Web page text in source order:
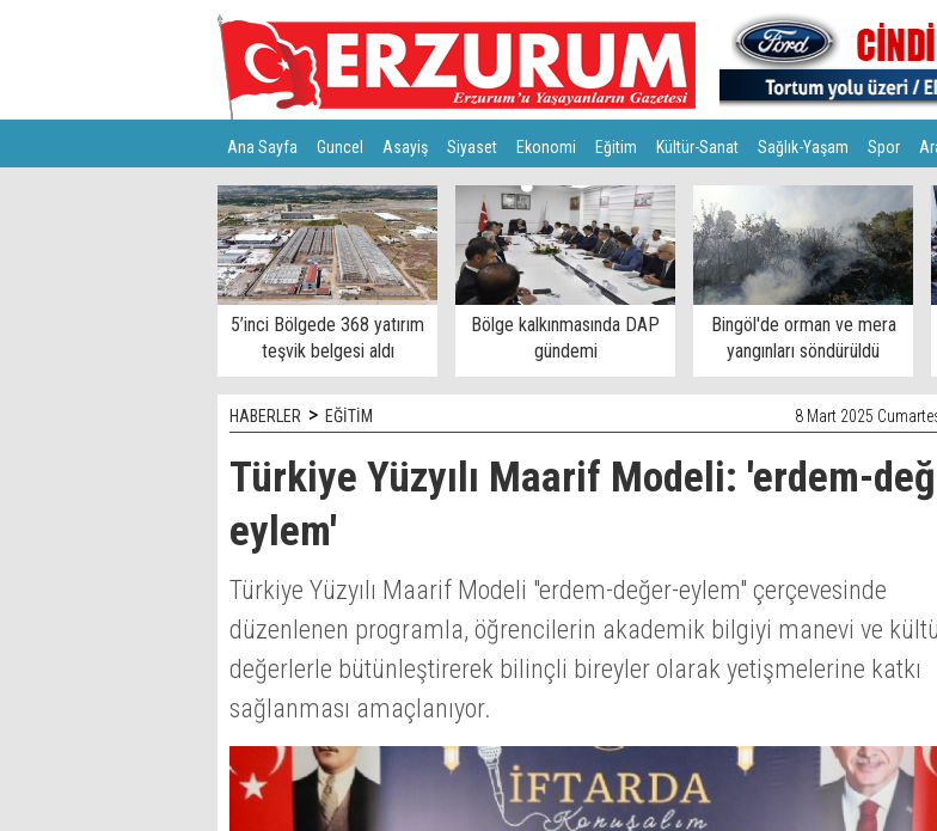
Ana Sayfa Guncel Asayiş Siyaset Ekonomi Eğitim Kültür-Sanat Sağlık-Yaşam Spor
Türkiye Teknoloji
5’inci Bölgede 368 yatırım
teşvik belgesi aldı
Bölge kalkınmasında DAP
gündemi
Bingöl'de orman ve mera
yangınları söndürüldü
HABERLER > EĞİTİM 8 Mart 2025
Türkiye Yüzyılı Maarif Modeli: 'erdem-
eylem'
Türkiye Yüzyılı Maarif Modeli "erdem-değer-eylem" çerçevesinde
düzenlenen programla, öğrencilerin akademik bilgiyi manevi ve
değerlerle bütünleştirerek bilinçli bireyler olarak yetişmelerine katkı
sağlanması amaçlanıyor.